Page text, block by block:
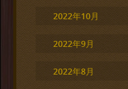
2022年10月
2022年9月
2022年8月